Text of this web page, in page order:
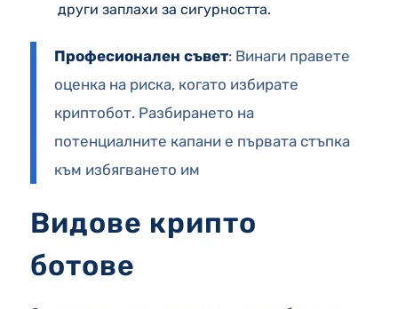
други заплахи за сигурността.
Професионален съвет: Винаги правете
оценка на риска, когато избирате
криптобот. Разбирането на
потенциалните капани е първата стъпка
към избягването им
Видове крипто
ботове